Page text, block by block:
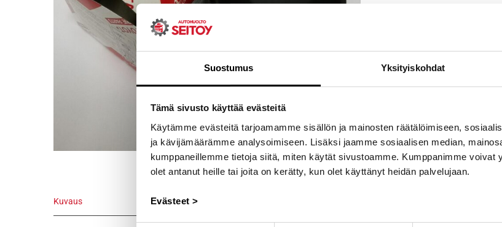
Suostumus Yksityiskohdat
Tämä sivusto käyttää evästeitä
Käytämme evästeitä tarjoamamme sisällön ja mainosten räätälöimiseen,
ja kävijämäärämme analysoimiseen. Lisäksi jaamme sosiaalisen median,
kumppaneillemme tietoja siitä, miten käytät sivustoamme. Kumppanimme voivat
olet antanut heille tai joita on kerätty, kun olet käyttänyt heidän palvelujaan.
Evästeet >
Osasto: Carina
Kuvaus
Kuvaus